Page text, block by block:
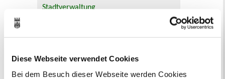
Diese Webseite verwendet Cookies
Bei dem Besuch dieser Webseite werden Cookies
Stadtverwaltung
es Möglichkeiten, sich an
Flächennutzungsplan zu beteiligen.